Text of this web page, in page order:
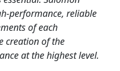
performance, reliable
of each
creation of the
at the highest level.